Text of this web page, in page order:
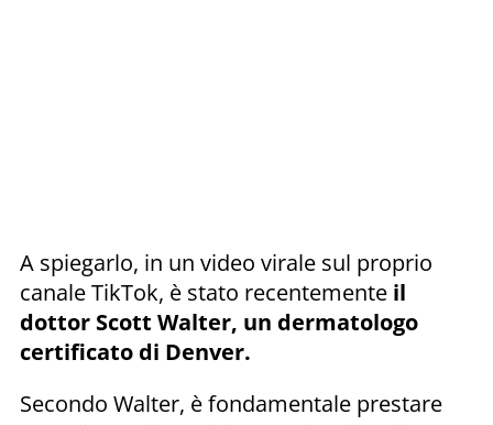
A spiegarlo, in un video virale sul proprio
canale TikTok, è stato recentemente il
dottor Scott Walter, un dermatologo
certificato di Denver.
Secondo Walter, è fondamentale prestare